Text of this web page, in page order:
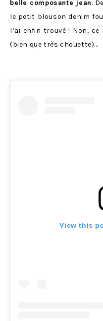
belle composante jean.
le petit blouson denim
l’ai enfin trouvé ! Non,
(bien que très chouette)…
View this